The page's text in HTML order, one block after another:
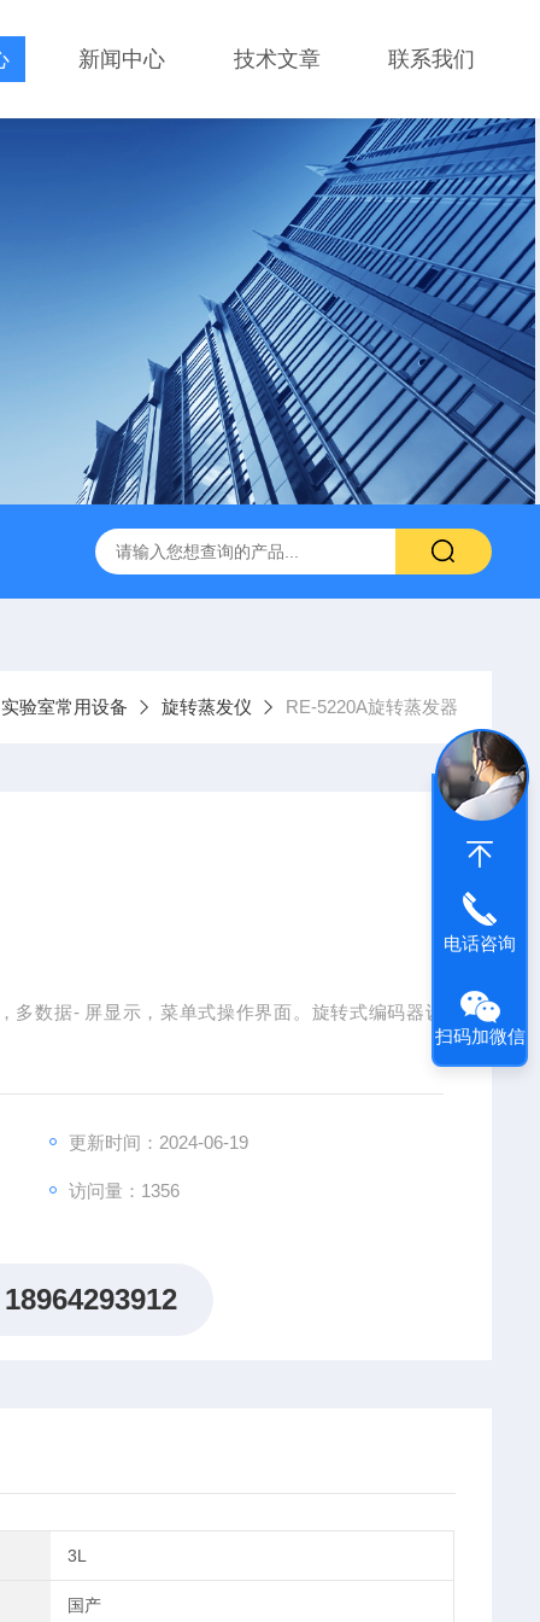
新闻中心 技术文章 联系我们
ST800-EA红外灭菌器 SN210C高压立式蒸汽灭
实验室常用设备 旋转蒸发仪 RE-5220A旋转蒸发器
多数据- 屏显示，菜单式操作界面。旋转式编码器设
更新时间：2024-06-19
访问量：1356
18964293912
3L
国产
电话咨询
扫码加微信